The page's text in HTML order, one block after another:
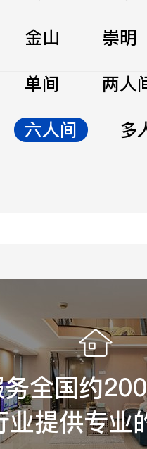
金山
崇明
单间
两人
六人间
多
全国约
业提供专业